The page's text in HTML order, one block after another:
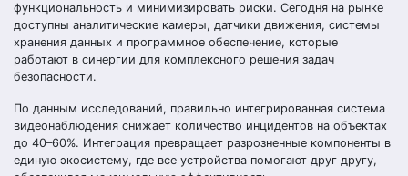
функциональность и минимизировать риски. Сегодня на рынке
доступны аналитические камеры, датчики движения, системы
хранения данных и программное обеспечение, которые
работают в синергии для комплексного решения задач
безопасности.
По данным исследований, правильно интегрированная система
видеонаблюдения снижает количество инцидентов на объектах
до 40–60%. Интеграция превращает разрозненные компоненты в
единую экосистему, где все устройства помогают друг другу,